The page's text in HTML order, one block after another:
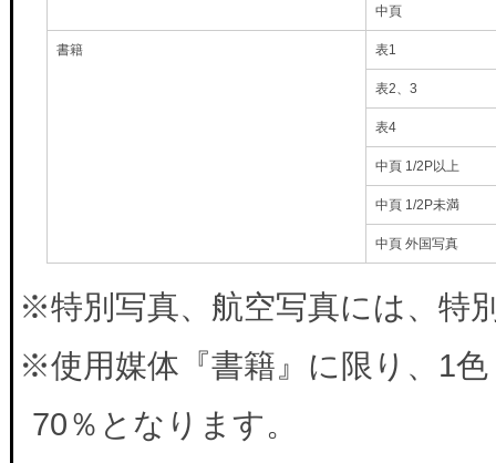
中頁
書籍 表1
表2、3
表4
中頁 1/2P以上
中頁 1/2P未満
中頁 外国写真
※特別写真、航空写真には、特
※使用媒体『書籍』に限り、1
70％となります。